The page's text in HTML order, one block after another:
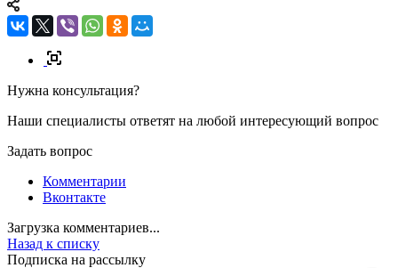
Нужна консультация?
Наши специалисты ответят на любой интересующий вопрос
Задать вопрос
Комментарии
Вконтакте
Загрузка комментариев...
Назад к списку
Подписка на рассылку